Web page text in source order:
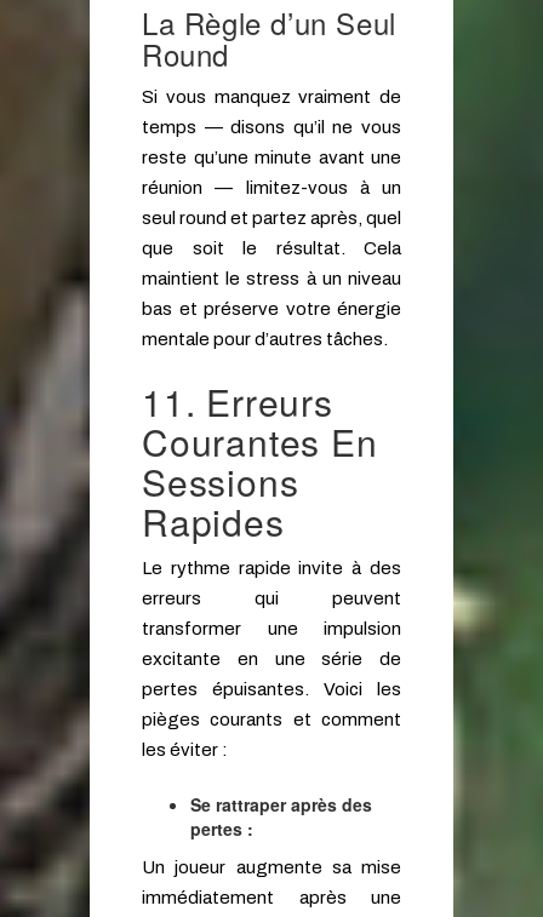
La Règle d’un Seul
Round
Si vous manquez vraiment de
temps — disons qu’il ne vous
reste qu’une minute avant une
réunion — limitez-vous à un
seul round et partez après, quel
que soit le résultat. Cela
maintient le stress à un niveau
bas et préserve votre énergie
mentale pour d’autres tâches.
11. Erreurs
Courantes En
Sessions
Rapides
Le rythme rapide invite à des
erreurs qui peuvent
transformer une impulsion
excitante en une série de
pertes épuisantes. Voici les
pièges courants et comment
les éviter :
Se rattraper après des
pertes :
Un joueur augmente sa mise
immédiatement après une